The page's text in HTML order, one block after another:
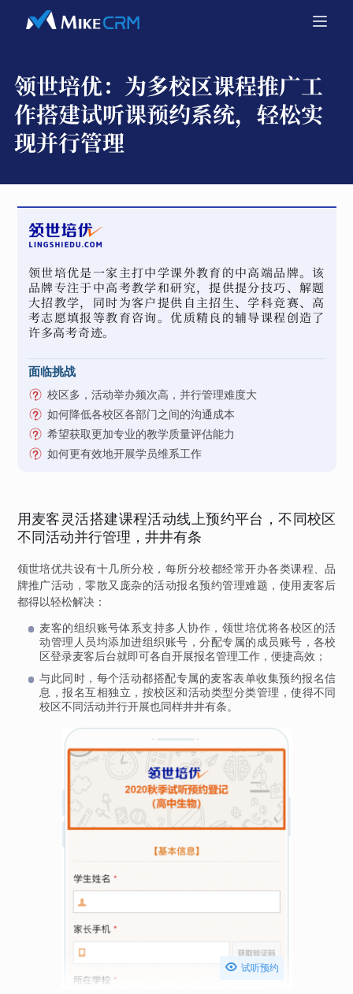
领世培优： 为多校区课程推广工
作搭建试听课预约系统，轻松实
现并行管理
领世培优是一家主打中学课外教育的中高端品牌。该
品牌专注于中高考教学和研究，提供提分技巧、解题
大招教学，同时为客户提供自主招生、学科竞赛、高
考志愿填报等教育咨询。优质精良的辅导课程创造了
许多高考奇迹。
面临挑战
校区多，活动举办频次高，并行管理难度大
如何降低各校区各部门之间的沟通成本
希望获取更加专业的教学质量评估能力
如何更有效地开展学员维系工作
用麦客灵活搭建课程活动线上预约平台，不同校区
不同活动并行管理，井井有条
领世培优共设有十几所分校，每所分校都经常开办各类课程、品
牌推广活动，零散又庞杂的活动报名预约管理难题，使用麦客后
都得以轻松解决：
麦客的组织账号体系支持多人协作，领世培优将各校区的活
动管理人员均添加进组织账号，分配专属的成员账号，各校
区登录麦客后台就即可各自开展报名管理工作，便捷高效；
与此同时，每个活动都搭配专属的麦客表单收集预约报名信
息，报名互相独立，按校区和活动类型分类管理，使得不同
校区不同活动并行开展也同样井井有条。
 试听预约